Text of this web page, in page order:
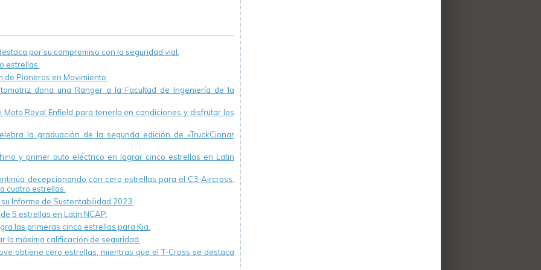
por su compromiso con la seguridad vial.
estrellas.
Pioneros en Movimiento.
dona una Ranger a la Facultad de Ingeniería de la
Royal Enfield para tenerla en condiciones y disfrutar los
la graduación de la segunda edición de «TruckCionar
y primer auto eléctrico en lograr cinco estrellas en Latin
decepcionando con cero estrellas para el C3 Aircross.
cuatro estrellas.
Informe de Sustentabilidad 2023.
5 estrellas en Latin NCAP.
las primeras cinco estrellas para Kia.
la máxima calificación de seguridad.
obtiene cero estrellas, mientras que el T-Cross se destaca